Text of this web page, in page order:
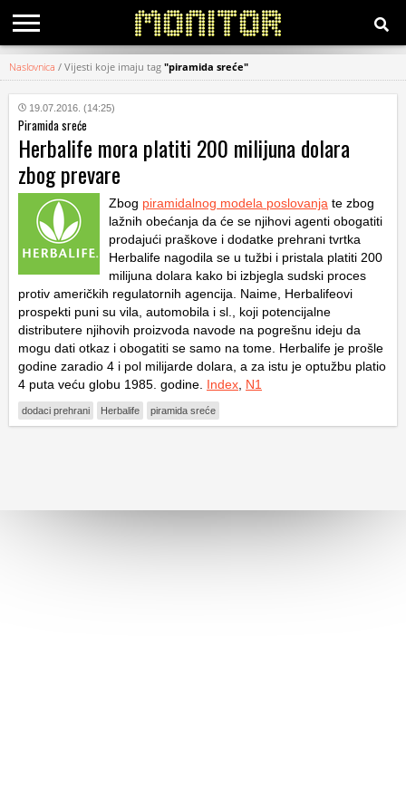
KATEGORIJE
HRVATSKI
WEB
Naslovnica / Vijesti koje imaju tag "piramida sreće"
19.07.2016. (14:25)
Piramida sreće
Herbalife mora platiti 200 milijuna dolara
zbog prevare
Zbog piramidalnog modela poslovanja te zbog
lažnih obećanja da će se njihovi agenti obogatiti
prodajući praškove i dodatke prehrani tvrtka
Herbalife nagodila se u tužbi i pristala platiti 200
milijuna dolara kako bi izbjegla sudski proces
protiv američkih regulatornih agencija. Naime, Herbalifeovi
prospekti puni su vila, automobila i sl., koji potencijalne
distributere njihovih proizvoda navode na pogrešnu ideju da
mogu dati otkaz i obogatiti se samo na tome. Herbalife je prošle
godine zaradio 4 i pol milijarde dolara, a za istu je optužbu platio
4 puta veću globu 1985. godine. Index N1
dodaci prehrani Herbalife piramida sreće